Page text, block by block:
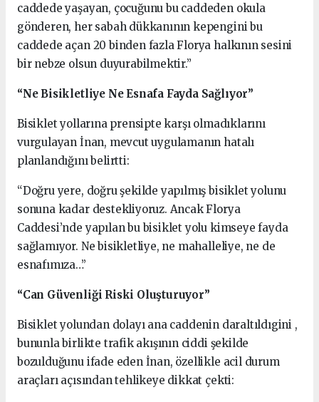
caddede yaşayan, çocuğunu bu caddeden okula
gönderen, her sabah dükkanının kepengini bu
caddede açan 20 binden fazla Florya halkının sesini
bir nebze olsun duyurabilmektir.”
“Ne Bisikletliye Ne Esnafa Fayda Sağlıyor”
Bisiklet yollarına prensipte karşı olmadıklarını
vurgulayan İnan, mevcut uygulamanın hatalı
planlandığını belirtti:
“Doğru yere, doğru şekilde yapılmış bisiklet yolunu
sonuna kadar destekliyoruz. Ancak Florya
Caddesi’nde yapılan bu bisiklet yolu kimseye fayda
sağlamıyor. Ne bisikletliye, ne mahalleliye, ne de
esnafımıza…”
“Can Güvenliği Riski Oluşturuyor”
Bisiklet yolundan dolayı ana caddenin daraltıldıgini ,
bununla birlikte trafik akışının ciddi şekilde
bozulduğunu ifade eden İnan, özellikle acil durum
araçları açısından tehlikeye dikkat çekti: